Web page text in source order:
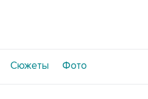
Сюжеты Фото